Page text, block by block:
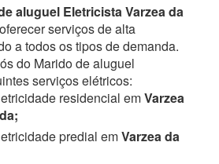
aluguel Eletricista Varzea da
serviços de alta
a todos os tipos de demanda.
do Marido de aluguel
serviços elétricos:
residencial emVarzea
predial emVarzea da